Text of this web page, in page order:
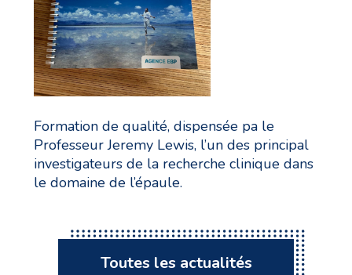
Formation de qualité, dispensée pa le
Professeur Jeremy Lewis, l’un des principal
investigateurs de la recherche clinique dans
le domaine de l’épaule.
Toutes les actualités